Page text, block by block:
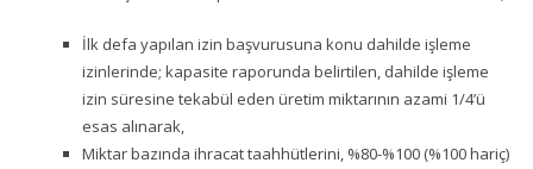
İlk defa yapılan izin başvurusuna konu dahilde işleme
izinlerinde; kapasite raporunda belirtilen, dahilde işleme
izin süresine tekabül eden üretim miktarının azami 1/4’ü
esas alınarak,
Miktar bazında ihracat taahhütlerini, %80-%100 (%100 hariç)